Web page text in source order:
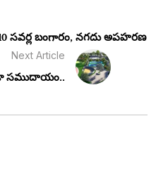
సవర్ల బంగారం, నగదు అపహరణ
Next Article
సముదాయం..